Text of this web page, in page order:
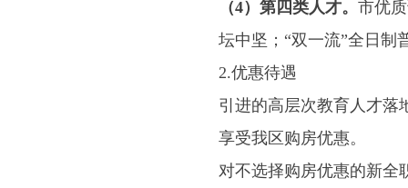
（4）第四类人才。 市优
坛中坚；“双一流”全日制
2.优惠待遇
引进的高层次教育人才落
享受我区购房优惠。
对不选择购房优惠的新全